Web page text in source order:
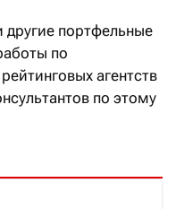
портфельные
по
агентств
по этому